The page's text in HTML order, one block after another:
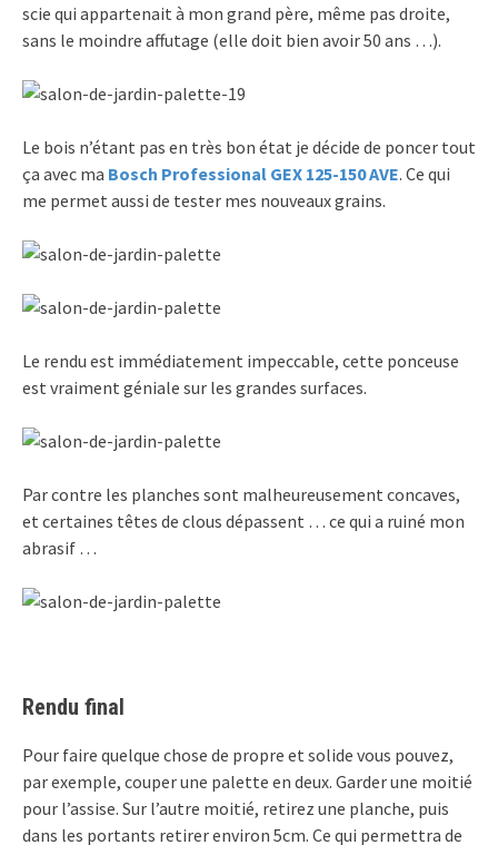
scie qui appartenait à mon grand père, même pas droite,
sans le moindre affutage (elle doit bien avoir 50 ans …).
Le bois n’étant pas en très bon état je décide de poncer tout
ça avec ma Bosch Professional GEX 125-150 AVE. Ce qui
me permet aussi de tester mes nouveaux grains.
Le rendu est immédiatement impeccable, cette ponceuse
est vraiment géniale sur les grandes surfaces.
Par contre les planches sont malheureusement concaves,
et certaines têtes de clous dépassent … ce qui a ruiné mon
abrasif …
Rendu final
Pour faire quelque chose de propre et solide vous pouvez,
par exemple, couper une palette en deux. Garder une moitié
pour l’assise. Sur l’autre moitié, retirez une planche, puis
dans les portants retirer environ 5cm. Ce qui permettra de